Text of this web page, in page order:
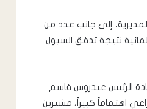
إلى جانب عدد من
نتيجة تدفق السيول
الرئيس عيدروس قاسم
اهتماماً كبيراً، مشيرين